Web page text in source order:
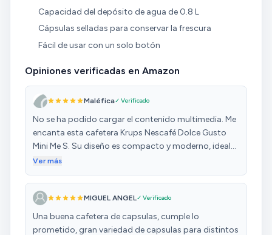
Capacidad del depósito de agua de 0.8 L
Cápsulas selladas para conservar la frescura
Fácil de usar con un solo botón
Opiniones verificadas en Amazon
Maléfica✓ Verificado
No se ha podido cargar el contenido multimedia. Me
encanta esta cafetera Krups Nescafé Dolce Gusto
Mini Me S. Su diseño es compacto y moderno, ideal
para espacios pequeños. La presión de 15 bares
sabor intenso. Además, su sistema Play&Select me
permite ajustar la cantidad de agua según mi
preferencia. Lo mejor es que calienta rápido y en
pocos segundos tengo mi café listo. También me
Ver más
MIGUEL ANGEL✓ Verificado
Una buena cafetera de capsulas, cumple lo
prometido, gran variedad de capsulas para distintos